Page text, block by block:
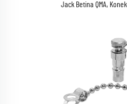
Jack Betina QMA,